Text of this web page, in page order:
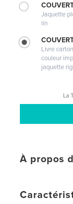
Jaquette
lin
Livre
couleur
jaquette
La
À propos